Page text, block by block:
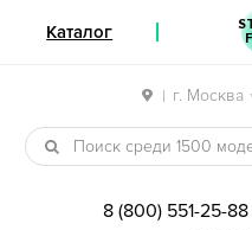
| г. Москва
Перейти к навигации
Перейти к содержимому
8 (800) 551-25-88
Каталог